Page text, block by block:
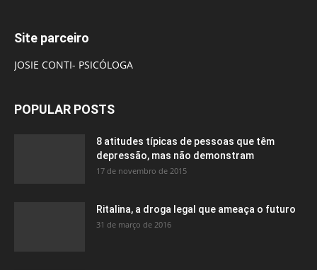
Site parceiro
JOSIE CONTI- PSICÓLOGA
POPULAR POSTS
8 atitudes típicas de pessoas que têm
depressão, mas não demonstram
17 de novembro de 2015
Ritalina, a droga legal que ameaça o futuro
31 de março de 2016